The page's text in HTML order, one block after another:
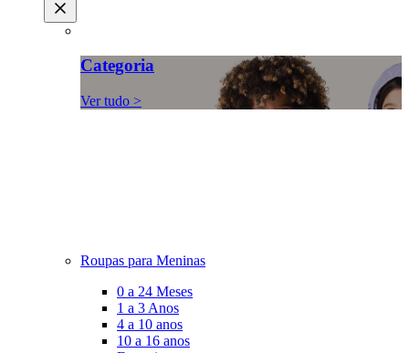
Categoria
Ver tudo >
Roupas para Meninas
0 a 24 Meses
1 a 3 Anos
4 a 10 anos
10 a 16 anos